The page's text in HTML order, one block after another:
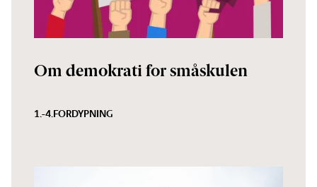
Om demokrati for småskulen
1.-4.FORDYPNING